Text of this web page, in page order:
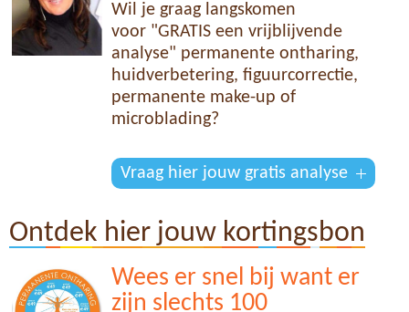
Wil je graag langskomen
voor "GRATIS een vrijblijvende
analyse" permanente ontharing,
huidverbetering, figuurcorrectie,
permanente make-up of
microblading?
Vraag hier jouw gratis analyse
Ontdek hier jouw kortingsbon
Wees er snel bij want er
zijn slechts 100